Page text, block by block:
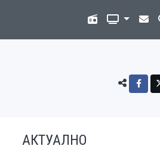
АКТУАЛНО